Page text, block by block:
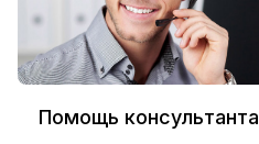
Помощь консультанта